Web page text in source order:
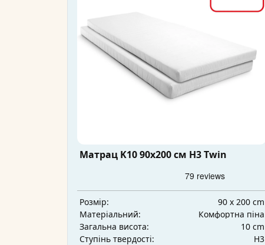
Матрац K10 90x200 см H3 Twin
Розмір:
90 x 200 cm
Матеріальний:
Комфортна піна
Загальна висота:
10 cm
Ступінь твердості:
H3